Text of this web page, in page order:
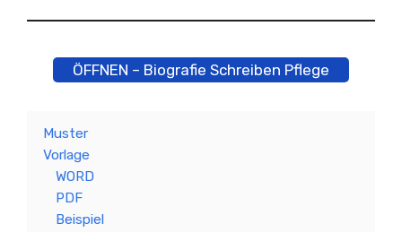
ÖFFNEN – Biografie Schreiben Pflege
Muster
Vorlage
WORD
PDF
Beispiel